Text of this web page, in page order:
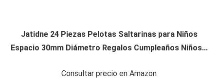
Jatidne 24 Piezas Pelotas Saltarinas para Niños
Espacio 30mm Diámetro Regalos Cumpleaños Niños...
Consultar precio en Amazon